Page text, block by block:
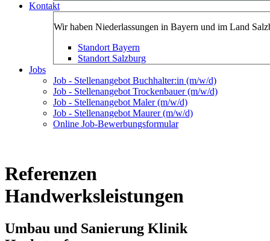
Kontakt
Wir haben Niederlassungen in Bayern und im Land
Standort Bayern
Standort Salzburg
Jobs
Job - Stellenangebot Buchhalter:in (m/w/d)
Job - Stellenangebot Trockenbauer (m/w/d)
Job - Stellenangebot Maler (m/w/d)
Job - Stellenangebot Maurer (m/w/d)
Online Job-Bewerbungsformular
Referenzen
Handwerksleistungen
Umbau und Sanierung Klinik